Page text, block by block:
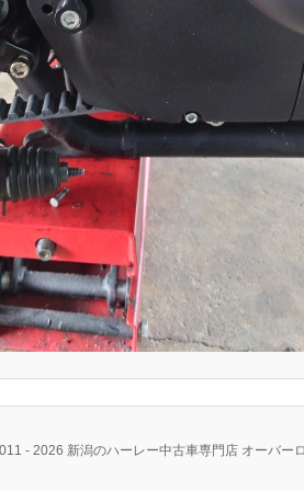
- 2026 新潟のハーレー中古車専門店 オーバー